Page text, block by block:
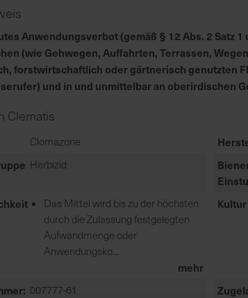
Anwendungsverbot (gemäß § 12 Abs. 2 Satz
(wie Gehwegen, Auffahrten, Terrassen,
forstwirtschaftlich oder gärtnerisch genutzten
und in und unmittelbar an oberirdischen
Clematis
Clomazone
Herbizid
Das Mittel wird bis zu der höchsten
durch die Zulassung festgelegten
Aufwandmenge oder
Anwendungsko...
mehr
007777-61